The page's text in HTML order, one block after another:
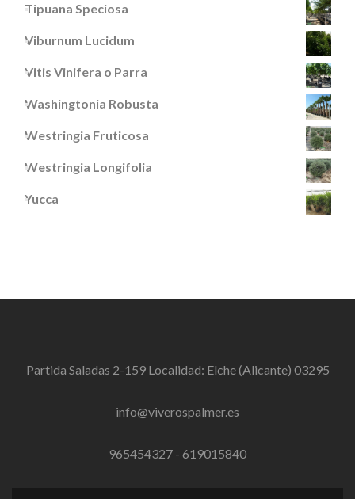
Tipuana Speciosa
Viburnum Lucidum
Vitis Vinifera o Parra
Washingtonia Robusta
Westringia Fruticosa
Westringia Longifolia
Yucca
Partida Saladas 2-159 Localidad: Elche (Alicante) 03295
info@viverospalmer.es
965454327 - 619015840